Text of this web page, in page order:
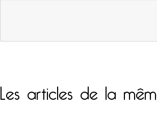
Les articles de la